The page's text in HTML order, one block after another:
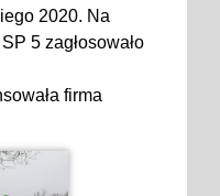
2020. Na
5 zagłosowało
firma